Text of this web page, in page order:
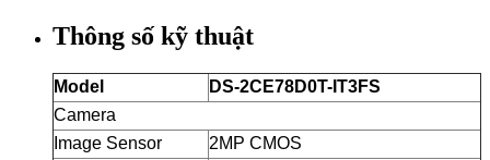
Thông số kỹ thuật
Model
DS-2CE78D0T-IT3FS
Camera
Image Sensor
2MP CMOS